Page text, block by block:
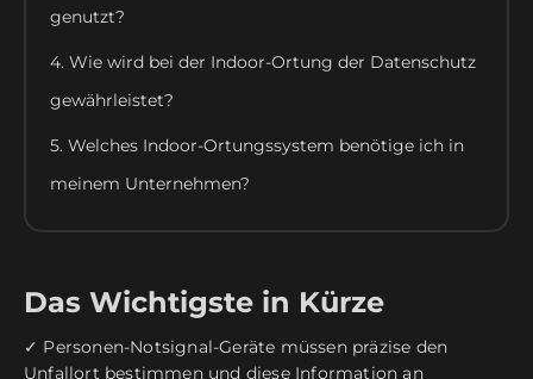
genutzt?
4. Wie wird bei der Indoor-Ortung der Datenschutz
gewährleistet?
5. Welches Indoor-Ortungssystem benötige ich in
meinem Unternehmen?
Das Wichtigste in Kürze
✓ Personen-Notsignal-Geräte müssen präzise den
Unfallort bestimmen und diese Information an